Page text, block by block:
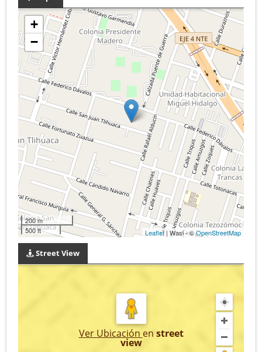
+
−
200 m
500 ft
Leaflet| Wasi - ©OpenStreetMap
Street View
Ver Ubicación en street
view